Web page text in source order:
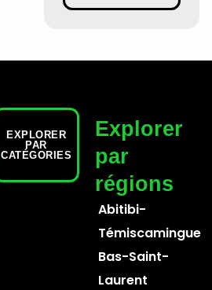
EXPLORER
PAR
CATÉGORIES
Explorer
par
régions
Abitibi-
Témiscamingue
Bas-Saint-
Laurent